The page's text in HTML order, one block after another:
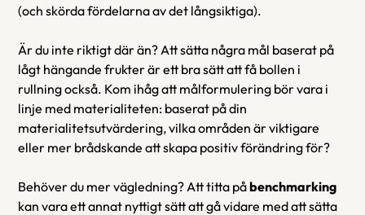
(och skörda fördelarna av det långsiktiga).
Är du inte riktigt där än? Att sätta några mål baserat på
lågt hängande frukter är ett bra sätt att få bollen i
rullning också. Kom ihåg att målformulering bör vara i
linje med materialiteten: baserat på din
materialitetsutvärdering, vilka områden är viktigare
eller mer brådskande att skapa positiv förändring för?
Behöver du mer vägledning? Att titta på benchmarking
kan vara ett annat nyttigt sätt att gå vidare med att sätta